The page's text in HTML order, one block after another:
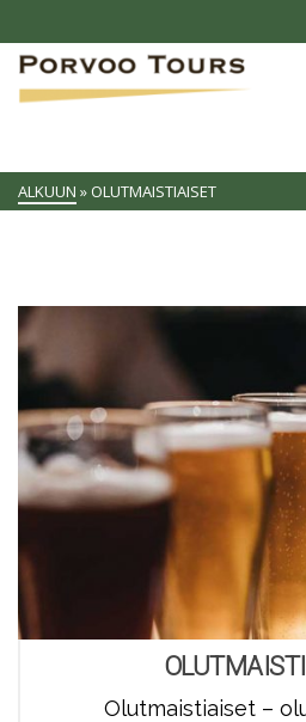
ALKUUN » OLUTMAISTIAISET
Olutmaistiaiset –